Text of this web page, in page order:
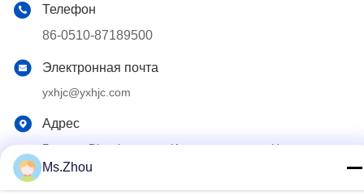
Телефон
86-0510-87189500
Электронная почта
yxhjc@yxhjc.com
Адрес
Городок Dingshu, город Исина, провинция Цзянсу
Ms.Zhou